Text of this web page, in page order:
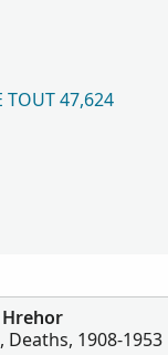
TOUT 47,624
Hrehor
Deaths, 1908-1953